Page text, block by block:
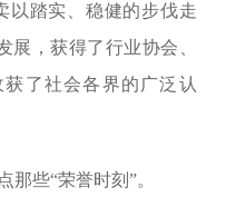
以踏实、稳健的步伐走
展，获得了行业协会、
了社会各界的广泛认
那些“荣誉时刻”。